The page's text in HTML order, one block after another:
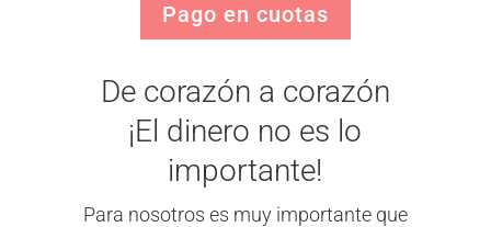
Pago en cuotas
De corazón a corazón
¡El dinero no es lo
importante!
Para nosotros es muy importante que